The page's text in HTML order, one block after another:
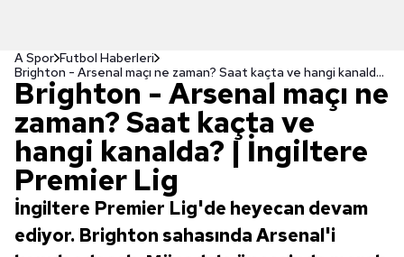
A Spor Futbol Haberleri
Brighton - Arsenal maçı ne zaman? Saat kaçta ve hangi kanalda? | İngiltere Premier Lig
Brighton - Arsenal maçı ne
zaman? Saat kaçta ve
hangi kanalda? | İngiltere
Premier Lig
İngiltere Premier Lig'de heyecan devam
ediyor. Brighton sahasında Arsenal'i